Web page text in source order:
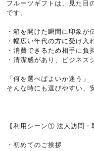
フルーツギフトは、見た目
です。
・箱を開けた瞬間に印象が
・幅広い年代の方に受け入
・消費できるため相手に負
・清潔感があり、ビジネス
「何を選べばよいか迷う」
そんな時にも選びやすい、
【利用シーン① 法人訪問・
・初めてのご挨拶